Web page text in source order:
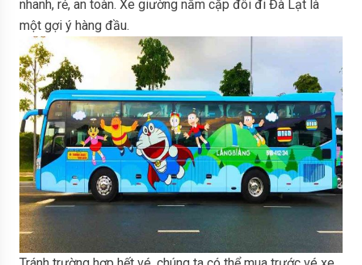
nhanh, rẻ, an toàn. Xe giường nằm cặp đôi đi Đà Lạt là
một gợi ý hàng đầu.